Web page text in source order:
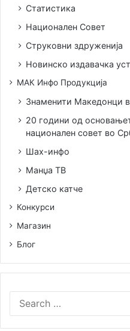
Статистика
Национален Совет
Струковни здруженија
Новинско издавачка
МАК Инфо Продукција
Знаменити Македонци
20 години од
национален совет во
Шах-инфо
Манџа ТВ
Детско катче
Конкурси
Магазин
Блог